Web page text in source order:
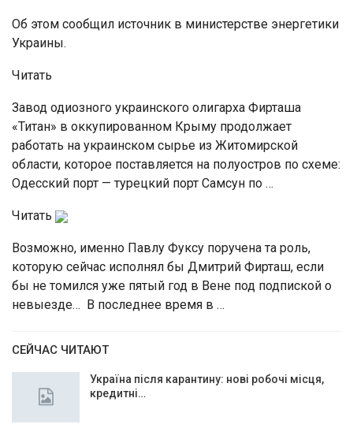
Об этом сообщил источник в министерстве энергетики
Украины.
Читать
Завод одиозного украинского олигарха Фирташа
«Титан» в оккупированном Крыму продолжает
работать на украинском сырье из Житомирской
области, которое поставляется на полуостров по схеме:
Одесский порт — турецкий порт Самсун по …
Читать
Возможно, именно Павлу Фуксу поручена та роль,
которую сейчас исполнял бы Дмитрий Фирташ, если
бы не томился уже пятый год в Вене под подпиской о
невыезде… В последнее время в …
СЕЙЧАС ЧИТАЮТ
Україна після карантину: нові робочі місця,
кредитні…